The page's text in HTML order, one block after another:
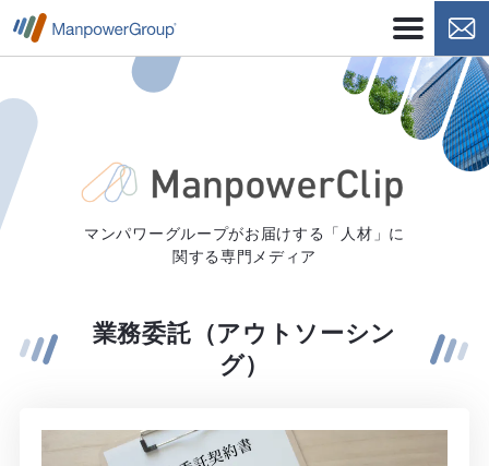
マンパワーグループがお届けする「人材」に
関する専門メディア
業務委託（アウトソーシン
グ）